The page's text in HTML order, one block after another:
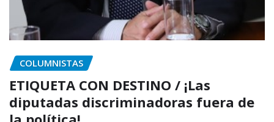
COLUMNISTAS
ETIQUETA CON DESTINO / ¡Las
diputadas discriminadoras fuera de